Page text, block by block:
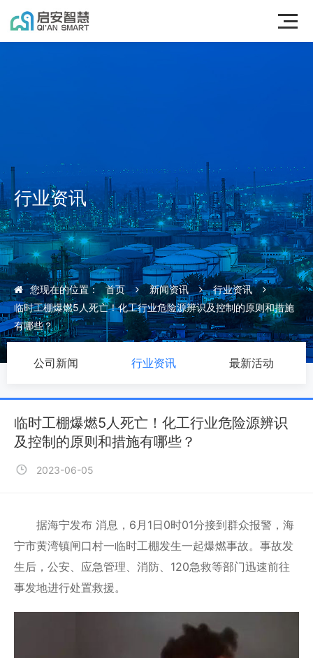
行业资讯
您现在的位置： 首页 新闻资讯
行业资讯
临时工棚爆燃5人死亡！化工行业危险源辨识及控制的原则和措施
有哪些？
公司新闻 行业资讯 最新活动
临时工棚爆燃5人死亡！化工行业危险源辨识
及控制的原则和措施有哪些？
2023-06-05
据海宁发布 消息，6月1日0时01分接到群众报警，海
宁市黄湾镇闸口村一临时工棚发生一起爆燃事故。事故发
生后，公安、应急管理、消防、120急救等部门迅速前往
事发地进行处置救援。